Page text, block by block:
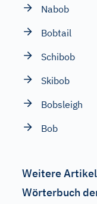
Nabob
Bobtail
Schibob
Skibob
Bobsleigh
Bob
Weitere
Wörterbuch